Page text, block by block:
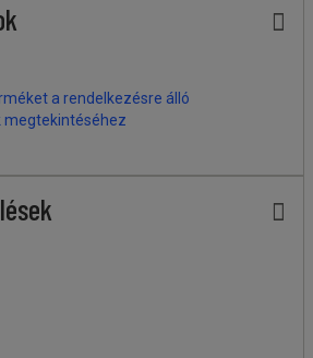
a rendelkezésre álló